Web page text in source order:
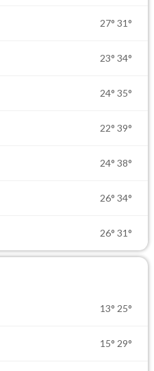
27° 31°
23° 34°
24° 35°
22° 39°
24° 38°
26° 34°
26° 31°
13° 25°
15° 29°